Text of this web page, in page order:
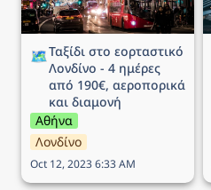
🗺️Ταξίδι στο εορταστικό
Λονδίνο - 4 ημέρες
από 190€, αεροπορικά
και διαμονή
Αθήνα
Λονδίνο
Oct 12, 2023 6:33 AM